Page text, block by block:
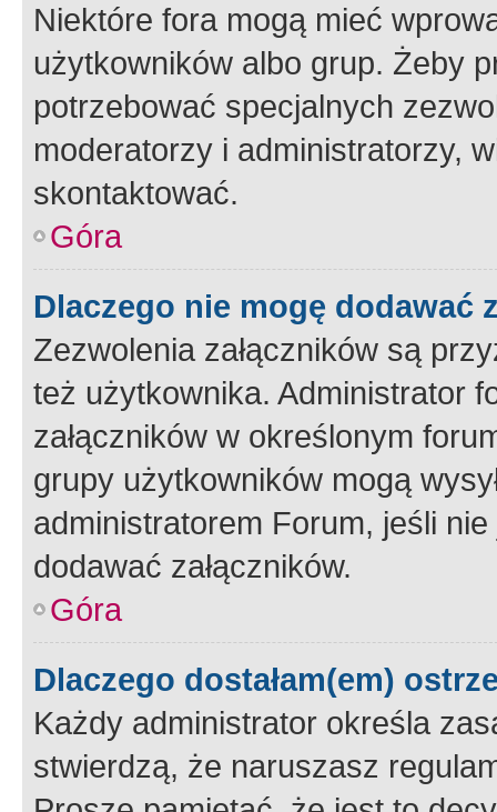
Niektóre fora mogą mieć
użytkowników albo grup. Żeby
potrzebować specjalnych
moderatorzy i administratorzy,
skontaktować.
Góra
Dlaczego nie mogę dodawać
Zezwolenia załączników są
też użytkownika. Administrator
załączników w określonym
grupy użytkowników mogą
administratorem Forum, jeśli
dodawać załączników.
Góra
Dlaczego dostałam(em)
Każdy administrator określa
stwierdzą, że naruszasz